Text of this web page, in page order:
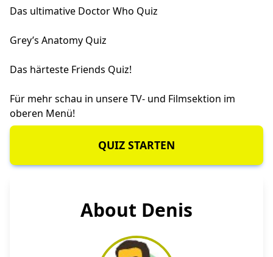
Das ultimative Doctor Who Quiz
Grey’s Anatomy Quiz
Das härteste Friends Quiz!
Für mehr schau in unsere TV- und Filmsektion im
oberen Menü!
QUIZ STARTEN
About Denis